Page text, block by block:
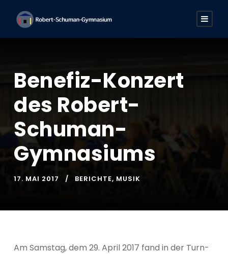
Benefiz-Konzert
des Robert-
Schuman-
Gymnasiums
17. MAI 2017 BERICHTE, MUSIK
Am Samstag, dem 29. April 2017 fand in der Turn-